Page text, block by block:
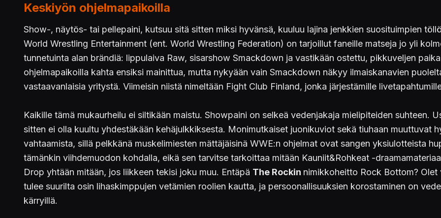
Keskiyön ohjelmapaikoilla
Show-, näytös- tai pellepaini, kutsuu sitä sitten miksi hyvänsä, kuuluu lajina jenkkien suosituimpien
World Wrestling Entertainment (ent. World Wrestling Federation) on tarjoillut faneille matseja jo yli
tunnetuinta alan brändiä: lippulaiva Raw, sisarshow Smackdown ja vastikään ostettu, pikkuveljen
ohjelmapaikoilla kahta ensiksi mainittua, mutta nykyään vain Smackdown näkyy ilmaiskanavien
vastaavanlaisia yritystä. Viimeisin niistä nimeltään Fight Club Finland, jonka järjestämille
Kaikille tämä mukaurheilu ei siltikään maistu. Showpaini on selkeä vedenjakaja mielipiteiden suhteen.
sitten ei olla kuultu yhdestäkään kehäjulkkiksesta. Monimutkaiset juonikuviot sekä tiuhaan muuttuvat
vahtaamista, sillä pelkkänä muskelimiesten mättäjäisinä WWE:n ohjelmat ovat sangen yksiulotteista
tämänkin viihdemuodon kohdalla, eikä sen tarvitse tarkoittaa mitään Kauniit&Rohkeat -
Drop yhtään mitään, jos liikkeen tekisi joku muu. Entäpä The Rockin nimikkoheitto Rock Bottom?
tulee suurilta osin lihaskimppujen vetämien roolien kautta, ja persoonallisuuksien korostaminen on
kärryillä.